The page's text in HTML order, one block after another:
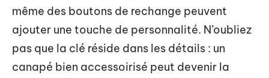
même des boutons de rechange peuvent
ajouter une touche de personnalité. N’oubliez
pas que la clé réside dans les détails : un
canapé bien accessoirisé peut devenir la